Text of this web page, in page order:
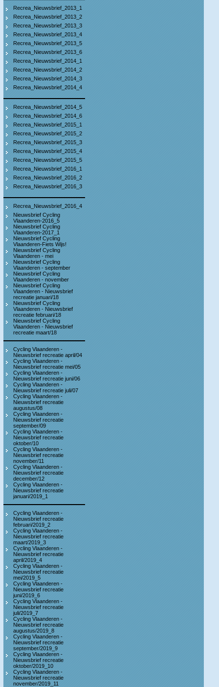
Recrea_Nieuwsbrief_2013_1
Recrea_Nieuwsbrief_2013_2
Recrea_Nieuwsbrief_2013_3
Recrea_Nieuwsbrief_2013_4
Recrea_Nieuwsbrief_2013_5
Recrea_Nieuwsbrief_2013_6
Recrea_Nieuwsbrief_2014_1
Recrea_Nieuwsbrief_2014_2
Recrea_Nieuwsbrief_2014_3
Recrea_Nieuwsbrief_2014_4
Recrea_Nieuwsbrief_2014_5
Recrea_Nieuwsbrief_2014_6
Recrea_Nieuwsbrief_2015_1
Recrea_Nieuwsbrief_2015_2
Recrea_Nieuwsbrief_2015_3
Recrea_Nieuwsbrief_2015_4
Recrea_Nieuwsbrief_2015_5
Recrea_Nieuwsbrief_2016_1
Recrea_Nieuwsbrief_2016_2
Recrea_Nieuwsbrief_2016_3
Recrea_Nieuwsbrief_2016_4
Nieuwsbrief Cycling
Vlaanderen-2016_5
Nieuwsbrief Cycling
Vlaanderen-2017_1
Nieuwsbrief Cycling
Vlaanderen-Fiets Wijs!
Nieuwsbrief Cycling
Vlaanderen - mei
Nieuwsbrief Cycling
Vlaanderen - september
Nieuwsbrief Cycling
Vlaanderen - november
Nieuwsbrief Cycling
Vlaanderen - Nieuwsbrief
recreatie januari/18
Nieuwsbrief Cycling
Vlaanderen - Nieuwsbrief
recreatie februari/18
Nieuwsbrief Cycling
Vlaanderen - Nieuwsbrief
recreatie maart/18
Cycling Vlaanderen -
Nieuwsbrief recreatie april/04
Cycling Vlaanderen -
Nieuwsbrief recreatie mei/05
Cycling Vlaanderen -
Nieuwsbrief recreatie juni/06
Cycling Vlaanderen -
Nieuwsbrief recreatie juli/07
Cycling Vlaanderen -
Nieuwsbrief recreatie
augustus/08
Cycling Vlaanderen -
Nieuwsbrief recreatie
september/09
Cycling Vlaanderen -
Nieuwsbrief recreatie
oktober/10
Cycling Vlaanderen -
Nieuwsbrief recreatie
november/11
Cycling Vlaanderen -
Nieuwsbrief recreatie
december/12
Cycling Vlaanderen -
Nieuwsbrief recreatie
januari/2019_1
Cycling Vlaanderen -
Nieuwsbrief recreatie
februari/2019_2
Cycling Vlaanderen -
Nieuwsbrief recreatie
maart/2019_3
Cycling Vlaanderen -
Nieuwsbrief recreatie
april/2019_4
Cycling Vlaanderen -
Nieuwsbrief recreatie
mei/2019_5
Cycling Vlaanderen -
Nieuwsbrief recreatie
juni/2019_6
Cycling Vlaanderen -
Nieuwsbrief recreatie
juli/2019_7
Cycling Vlaanderen -
Nieuwsbrief recreatie
augustus/2019_8
Cycling Vlaanderen -
Nieuwsbrief recreatie
september/2019_9
Cycling Vlaanderen -
Nieuwsbrief recreatie
oktober/2019_10
Cycling Vlaanderen -
Nieuwsbrief recreatie
november/2019_11